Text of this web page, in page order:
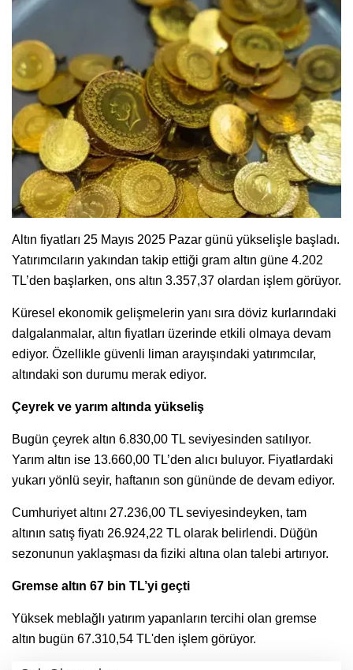
Altın fiyatları 25 Mayıs 2025 Pazar günü yükselişle başladı.
Yatırımcıların yakından takip ettiği gram altın güne 4.202
TL’den başlarken, ons altın 3.357,37 olardan işlem görüyor.
Küresel ekonomik gelişmelerin yanı sıra döviz kurlarındaki
dalgalanmalar, altın fiyatları üzerinde etkili olmaya devam
ediyor. Özellikle güvenli liman arayışındaki yatırımcılar,
altındaki son durumu merak ediyor.
Çeyrek ve yarım altında yükseliş
Bugün çeyrek altın 6.830,00 TL seviyesinden satılıyor.
Yarım altın ise 13.660,00 TL’den alıcı buluyor. Fiyatlardaki
yukarı yönlü seyir, haftanın son gününde de devam ediyor.
Cumhuriyet altını 27.236,00 TL seviyesindeyken, tam
altının satış fiyatı 26.924,22 TL olarak belirlendi. Düğün
sezonunun yaklaşması da fiziki altına olan talebi artırıyor.
Gremse altın 67 bin TL’yi geçti
Yüksek meblağlı yatırım yapanların tercihi olan gremse
altın bugün 67.310,54 TL'den işlem görüyor.